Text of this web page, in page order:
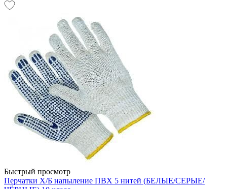
Быстрый просмотр
Перчатки Х/Б напыление ПВХ 5 нитей (БЕЛЫЕ/СЕРЫЕ/